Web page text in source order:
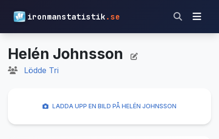
ironmanstatistik.se
Helén Johnsson
Lödde Tri
LADDA UPP EN BILD PÅ HELÉN JOHNSSON